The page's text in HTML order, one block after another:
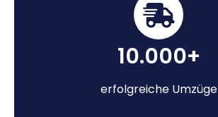
10.000+
erfolgreiche Umzüge